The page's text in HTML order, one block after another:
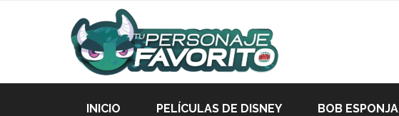
INICIO PELÍCULAS DE DISNEY BOB ESPONJA